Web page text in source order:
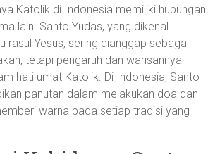
Katolik di Indonesia memiliki hubungan
lain. Santo Yudas, yang dikenal
rasul Yesus, sering dianggap sebagai
tetapi pengaruh dan warisannya
hati umat Katolik. Di Indonesia, Santo
panutan dalam melakukan doa dan
warna pada setiap tradisi yang